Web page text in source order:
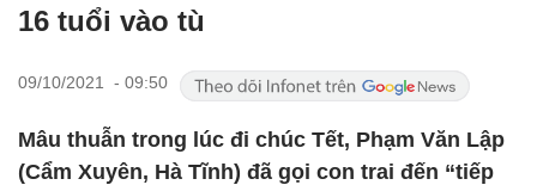
16 tuổi vào tù
09/10/2021 - 09:50
Mâu thuẫn trong lúc đi chúc Tết, Phạm Văn Lập
(Cẩm Xuyên, Hà Tĩnh) đã gọi con trai đến “tiếp